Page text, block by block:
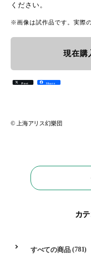
ください。
※画像は試作品です。実際
現在購
Post Share
© 上海アリス幻樂団
カ
すべての商品(781)